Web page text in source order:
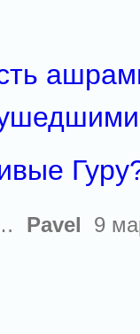
Pavel 9